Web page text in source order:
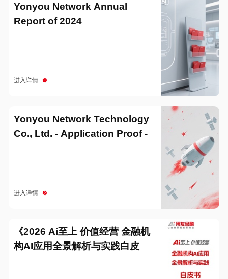
Yonyou Network Annual
Report of 2024
进入详情
Yonyou Network Technology
Co., Ltd. - Application Proof -
进入详情
《2026 Ai至上 价值经营 金融机
构AI应用全景解析与实践白皮